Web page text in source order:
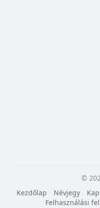
©
Kezdőlap
Névjegy
Felhasználási